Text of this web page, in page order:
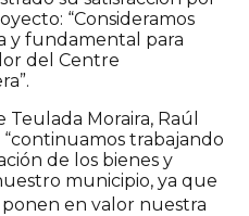
“Consideramos
y fundamental para
del Centre
Moraira, Raúl
trabajando
de los bienes y
municipio, ya que
en valor nuestra